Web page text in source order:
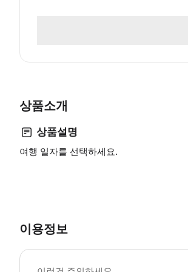
상품소개
상품설명
여행 일자를 선택하세요.
이용정보